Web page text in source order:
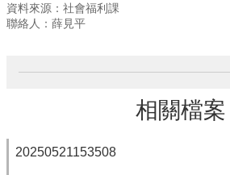
資料來源：社會福利課
聯絡人：薛見平
相關檔案
20250521153508